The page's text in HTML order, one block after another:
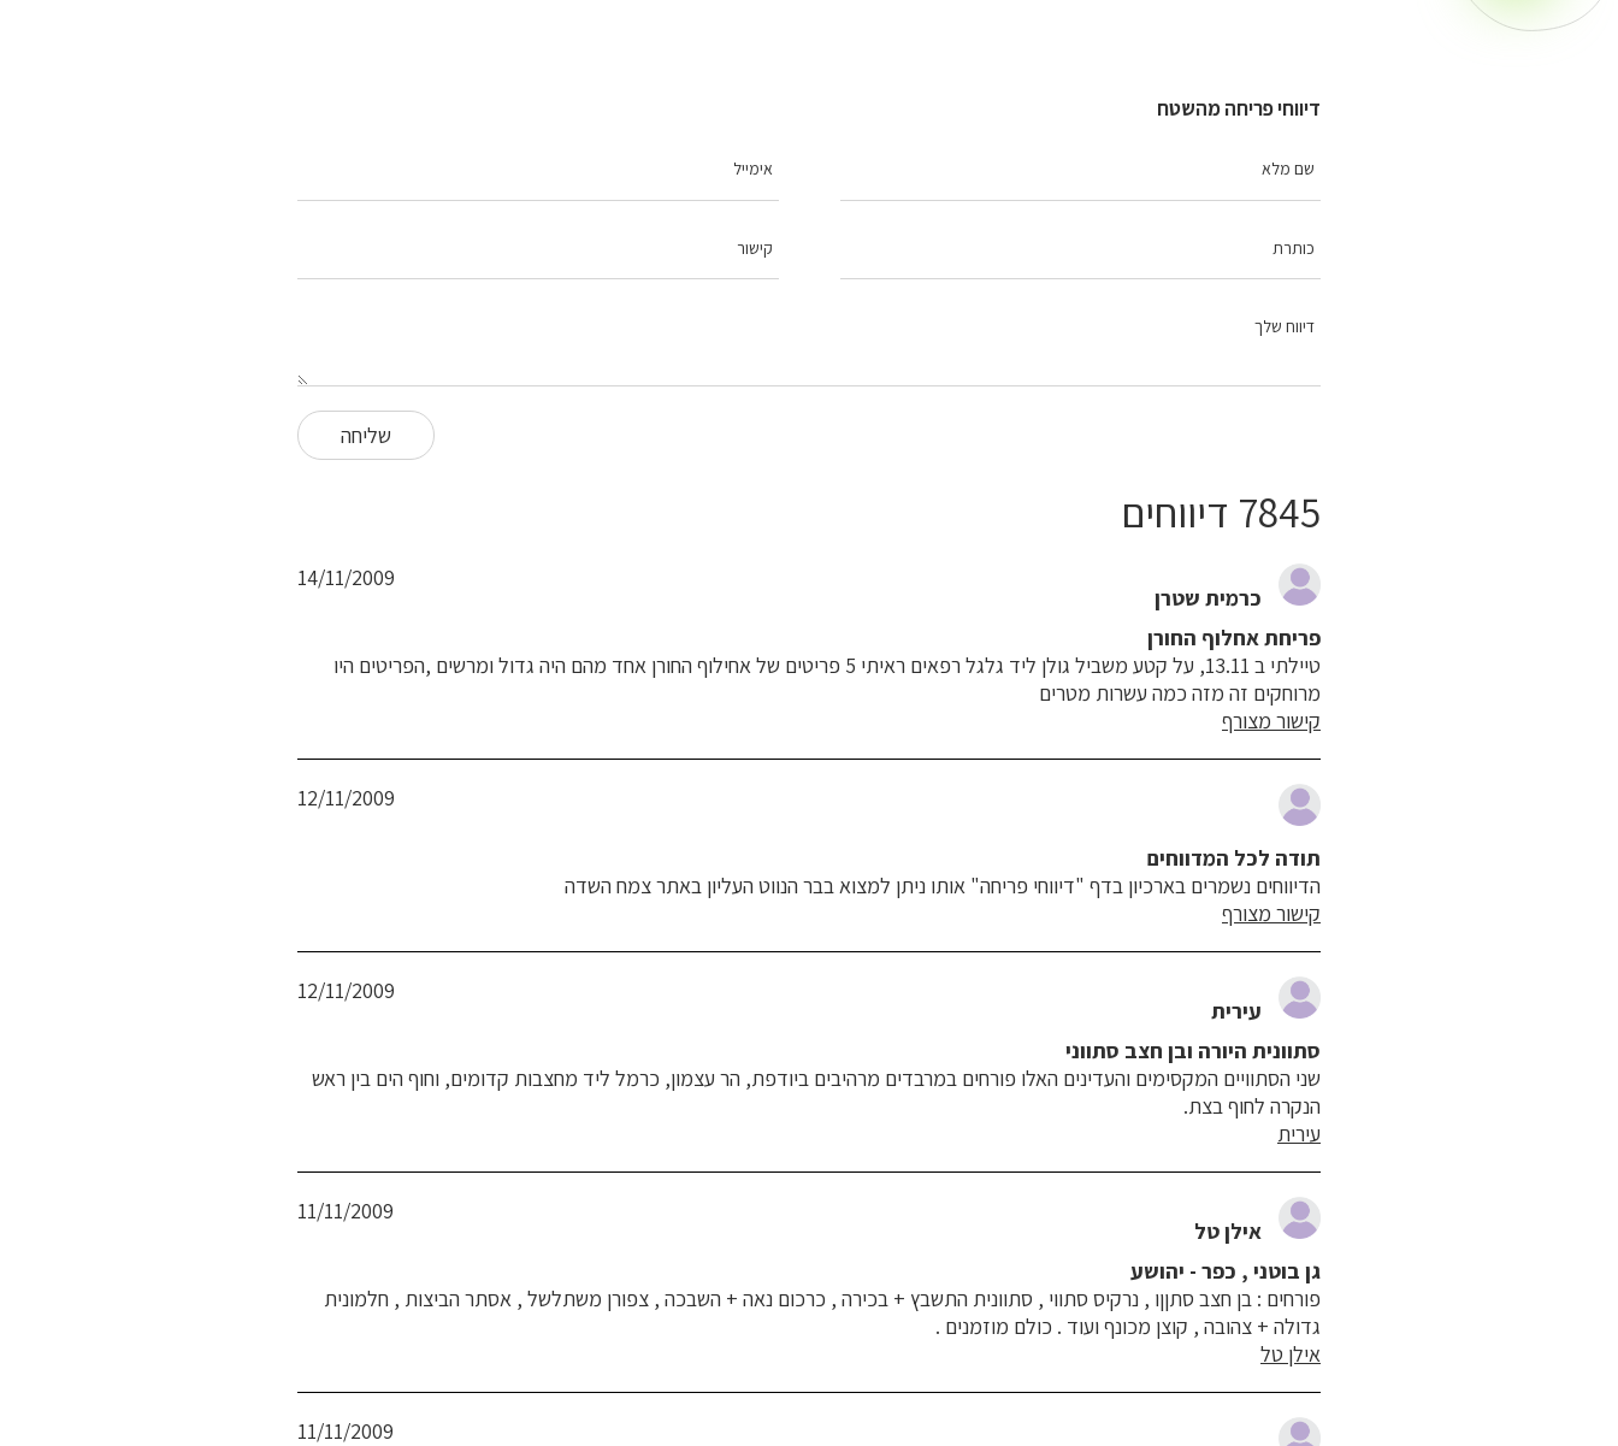
דיווחי פריחה מהשטח
שם מלא אימייל
כותרת קישור
דיווח שלך
7845 דיווחים
כרמית שטרן
פורסם
14/11/2009
פריחת אחלוף החורן
טיילתי ב 13.11, על קטע משביל גולן ליד גלגל רפאים ראיתי 5 פריטים של אחילוף החורן אחד מהם היה גדול ומרשים ,הפריטים היו
מרוחקים זה מזה כמה עשרות מטרים
קישור מצורף
פורסם
12/11/2009
תודה לכל המדווחים
הדיווחים נשמרים בארכיון בדף "דיווחי פריחה" אותו ניתן למצוא בבר הנווט העליון באתר צמח השדה
קישור מצורף
עירית
פורסם
12/11/2009
סתוונית היורה ובן חצב סתווני
שני הסתוויים המקסימים והעדינים האלו פורחים במרבדים מרהיבים ביודפת, הר עצמון, כרמל ליד מחצבות קדומים, וחוף הים בין ראש
הנקרה לחוף בצת.
עירית
אילן טל
פורסם
11/11/2009
גן בוטני , כפר - יהושע
פורחים : בן חצב סתןןו , נרקיס סתווי , סתוונית התשבץ + בכירה , כרכום נאה + השבכה , צפורן משתלשל , אסתר הביצות , חלמונית
גדולה + צהובה , קוצן מכונף ועוד . כולם מוזמנים .
אילן טל
פורסם
11/11/2009